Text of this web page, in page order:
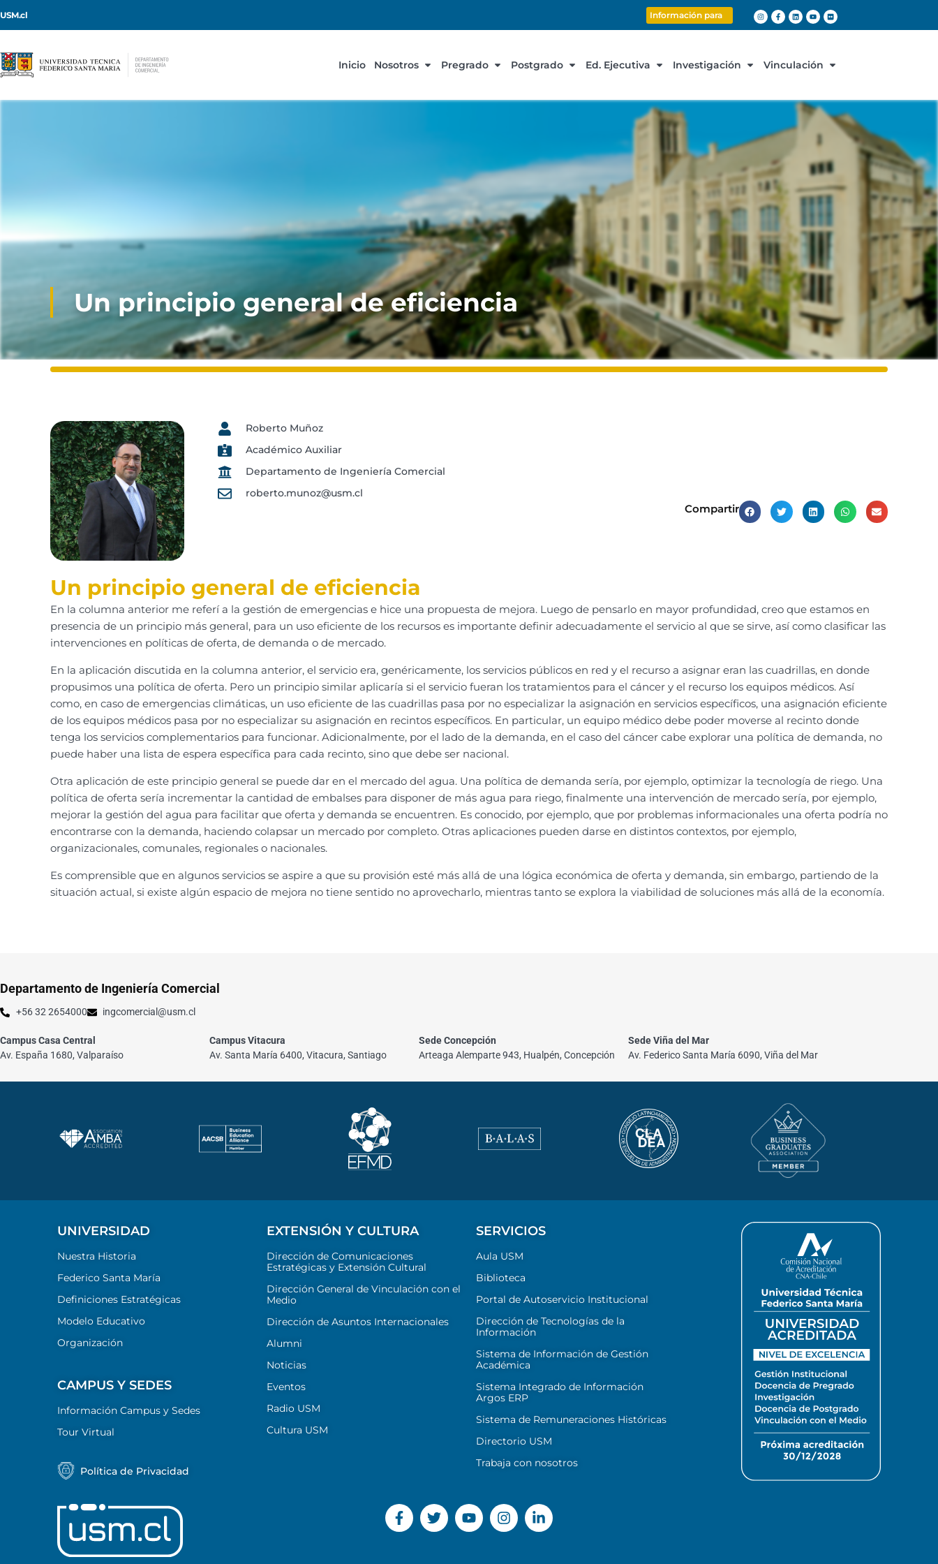
USM.cl Información para
Inicio Nosotros Pregrado Postgrado Ed. Ejecutiva Investigación Vinculación
Un principio general de eficiencia
Roberto Muñoz
Académico Auxiliar
Departamento de Ingeniería Comercial
roberto.munoz@usm.cl
Compartir
Un principio general de eficiencia
En la columna anterior me referí a la gestión de emergencias e hice una propuesta de mejora. Luego de pensarlo en mayor profundidad, creo que estamos en
presencia de un principio más general, para un uso eficiente de los recursos es importante definir adecuadamente el servicio al que se sirve, así como clasificar las
intervenciones en políticas de oferta, de demanda o de mercado.
En la aplicación discutida en la columna anterior, el servicio era, genéricamente, los servicios públicos en red y el recurso a asignar eran las cuadrillas, en donde
propusimos una política de oferta. Pero un principio similar aplicaría si el servicio fueran los tratamientos para el cáncer y el recurso los equipos médicos. Así
como, en caso de emergencias climáticas, un uso eficiente de las cuadrillas pasa por no especializar la asignación en servicios específicos, una asignación eficiente
de los equipos médicos pasa por no especializar su asignación en recintos específicos. En particular, un equipo médico debe poder moverse al recinto donde
tenga los servicios complementarios para funcionar. Adicionalmente, por el lado de la demanda, en el caso del cáncer cabe explorar una política de demanda, no
puede haber una lista de espera específica para cada recinto, sino que debe ser nacional.
Otra aplicación de este principio general se puede dar en el mercado del agua. Una política de demanda sería, por ejemplo, optimizar la tecnología de riego. Una
política de oferta sería incrementar la cantidad de embalses para disponer de más agua para riego, finalmente una intervención de mercado sería, por ejemplo,
mejorar la gestión del agua para facilitar que oferta y demanda se encuentren. Es conocido, por ejemplo, que por problemas informacionales una oferta podría no
encontrarse con la demanda, haciendo colapsar un mercado por completo. Otras aplicaciones pueden darse en distintos contextos, por ejemplo,
organizacionales, comunales, regionales o nacionales.
Es comprensible que en algunos servicios se aspire a que su provisión esté más allá de una lógica económica de oferta y demanda, sin embargo, partiendo de la
situación actual, si existe algún espacio de mejora no tiene sentido no aprovecharlo, mientras tanto se explora la viabilidad de soluciones más allá de la economía.
Departamento de Ingeniería Comercial
+56 32 2654000 ingcomercial@usm.cl
Campus Casa Central
Av. España 1680, Valparaíso
Campus Vitacura
Av. Santa María 6400, Vitacura, Santiago
Sede Concepción
Arteaga Alemparte 943, Hualpén, Concepción
Sede Viña del Mar
Av. Federico Santa María 6090, Viña del Mar
UNIVERSIDAD
Nuestra Historia
Federico Santa María
Definiciones Estratégicas
Modelo Educativo
Organización
CAMPUS Y SEDES
Información Campus y Sedes
Tour Virtual
Política de Privacidad
EXTENSIÓN Y CULTURA
Dirección de Comunicaciones
Estratégicas y Extensión Cultural
Dirección General de Vinculación con el
Medio
Dirección de Asuntos Internacionales
Alumni
Noticias
Eventos
Radio USM
Cultura USM
SERVICIOS
Aula USM
Biblioteca
Portal de Autoservicio Institucional
Dirección de Tecnologías de la
Información
Sistema de Información de Gestión
Académica
Sistema Integrado de Información
Argos ERP
Sistema de Remuneraciones Históricas
Directorio USM
Trabaja con nosotros